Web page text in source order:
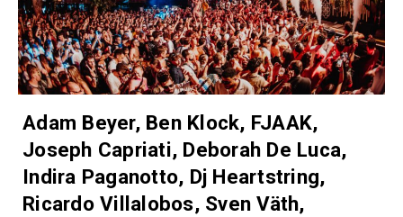
Adam Beyer, Ben Klock, FJAAK,
Joseph Capriati, Deborah De Luca,
Indira Paganotto, Dj Heartstring,
Ricardo Villalobos, Sven Väth,